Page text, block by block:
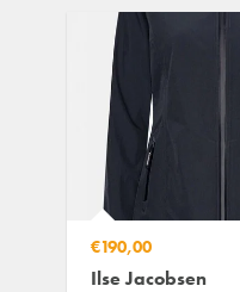
€190,00
Ilse Jacobsen